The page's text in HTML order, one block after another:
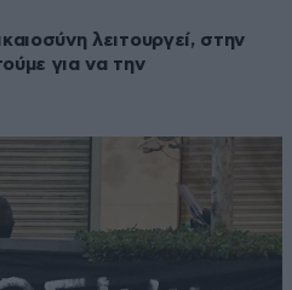
λειτουργεί, στην
για να την